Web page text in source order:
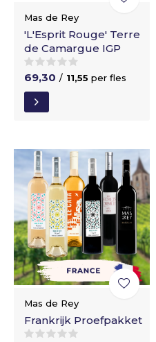
Mas de Rey
'L'Esprit Rouge' Terre
de Camargue IGP
69,30 / 11,55 per fles
Mas de Rey
Frankrijk Proefpakket